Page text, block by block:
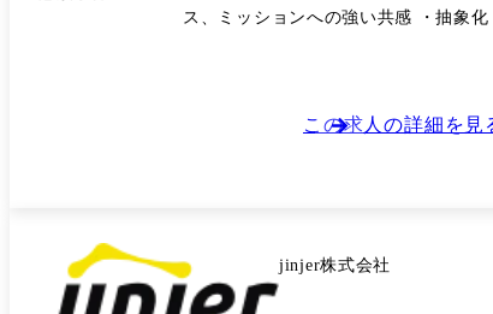
ス、ミッションへの強い共感 ・抽象
この求人の詳細を見
jinjer株式会社